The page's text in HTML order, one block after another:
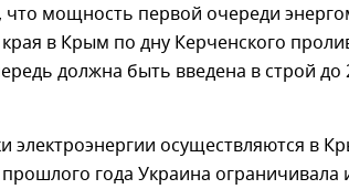
мощность первой очереди
в Крым по дну Керченского
должна быть введена в строй до
электроэнергии осуществляются в
года Украина ограничивала